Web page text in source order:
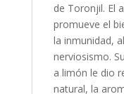
de Toronjil. El
promueve el
la inmunidad,
nerviosismo.
a limón le dio
natural, la